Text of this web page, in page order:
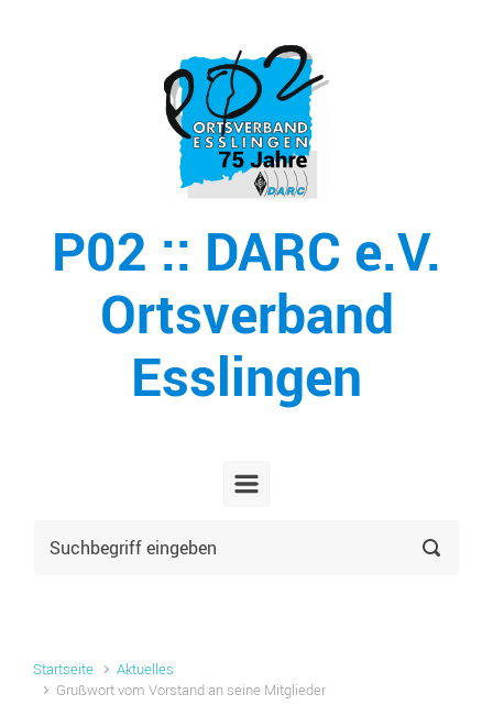
P02 :: DARC e.V.
Ortsverband
Esslingen
Startseite
Aktuelles
Grußwort vom Vorstand an seine Mitglieder